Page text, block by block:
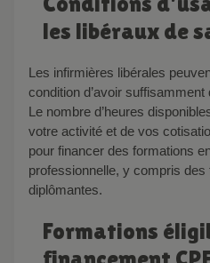
les libéraux de
Les infirmières libérales peuvent utiliser leur CPF, à
condition d’avoir
Le nombre d’heures
votre activité et de vos
pour financer des formations
professionnelle, y compris
diplômantes.
Formations éligibles au